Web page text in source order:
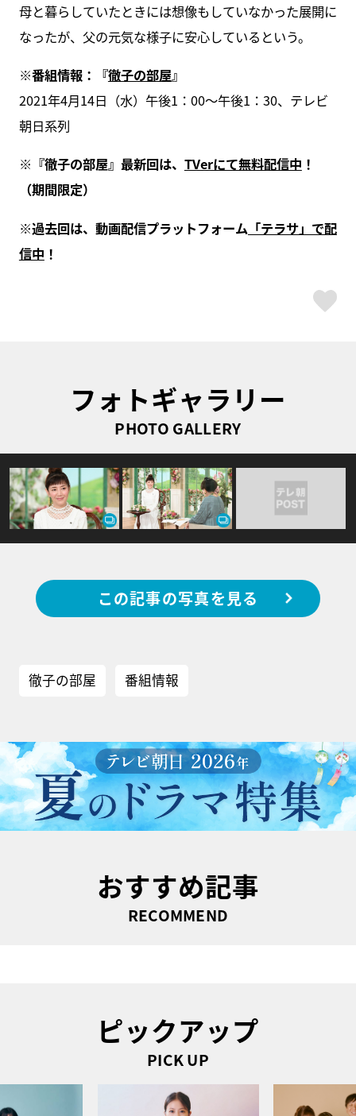
母と暮らしていたときには想像もしていなかった展開に
なったが、父の元気な様子に安心しているという。
※番組情報：『徹子の部屋』
2021年4月14日（水）午後1：00～午後1：30、テレビ
朝日系列
※『徹子の部屋』最新回は、 TVerにて無料配信中 ！
（期間限定）
※過去回は、動画配信プラットフォーム 「テラサ」で配
信中 ！
フォトギャラリー
PHOTO GALLERY
この記事の写真を見る
徹子の部屋 番組情報
おすすめ記事
RECOMMEND
ピックアップ
PICK UP